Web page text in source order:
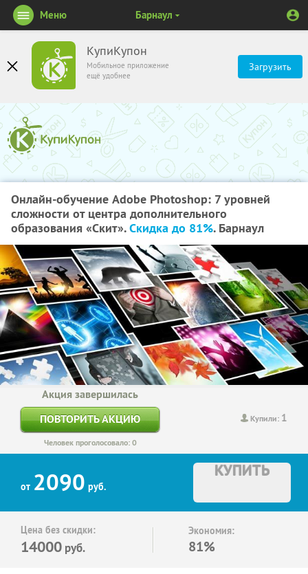
КупиКупон
Мобильное приложение
ещё удобнее
Загрузить
Меню Барнаул
Онлайн-обучение Adobe Photoshop: 7 уровней
сложности от центра дополнительного
образования «Скит».Скидка до 81%. Барнаул
Купили: 1
Акция завершилась
ПОВТОРИТЬ АКЦИЮ
Человек проголосовало: 0
от 2090 руб.
КУПИТЬ
Цена без скидки:
14000 руб.
Экономия:
81%